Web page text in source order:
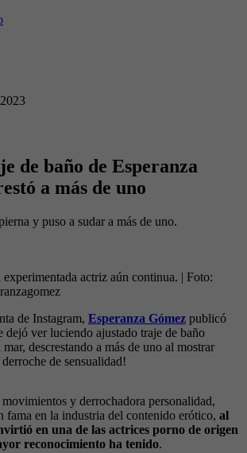
de baño de Esperanza
a más de uno
y puso a sudar a más de uno.
actriz aún continua. | Foto:
de Instagram, Esperanza Gómez publicó
dejó ver luciendo ajustado traje de baño
descrestando a más de uno al mostrar
de sensualidad!
y derrochadora personalidad,
fama en la industria del contenido erótico, al
en una de las actrices porno de origen
reconocimiento ha tenido.